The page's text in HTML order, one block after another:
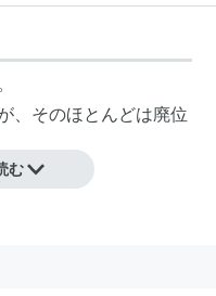
、そのほとんどは廃位
む